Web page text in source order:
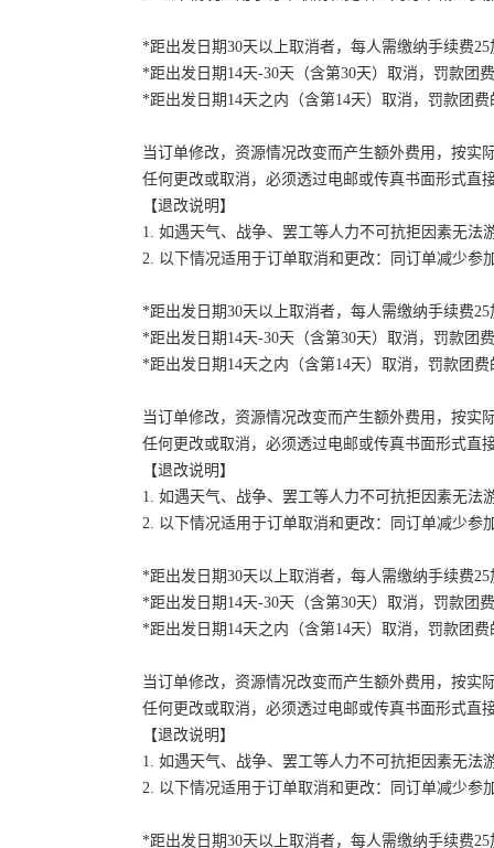
*距出发日期30天以上取消者，每人需缴纳手续费
*距出发日期14天-30天（含第30天）取消，罚款团
*距出发日期14天之内（含第14天）取消，罚款团费
当订单修改，资源情况改变而产生额外费用，按实
任何更改或取消，必须透过电邮或传真书面形式直
【退改说明】
1. 如遇天气、战争、罢工等人力不可抗拒因素无
2. 以下情况适用于订单取消和更改：同订单减少
*距出发日期30天以上取消者，每人需缴纳手续费
*距出发日期14天-30天（含第30天）取消，罚款团
*距出发日期14天之内（含第14天）取消，罚款团费
当订单修改，资源情况改变而产生额外费用，按实
任何更改或取消，必须透过电邮或传真书面形式直
【退改说明】
1. 如遇天气、战争、罢工等人力不可抗拒因素无
2. 以下情况适用于订单取消和更改：同订单减少
*距出发日期30天以上取消者，每人需缴纳手续费
*距出发日期14天-30天（含第30天）取消，罚款团
*距出发日期14天之内（含第14天）取消，罚款团费
当订单修改，资源情况改变而产生额外费用，按实
任何更改或取消，必须透过电邮或传真书面形式直
【退改说明】
1. 如遇天气、战争、罢工等人力不可抗拒因素无
2. 以下情况适用于订单取消和更改：同订单减少
*距出发日期30天以上取消者，每人需缴纳手续费